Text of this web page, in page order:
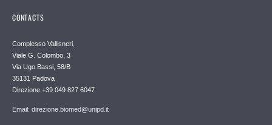
CONTACTS
Complesso Vallisneri,
Viale G. Colombo, 3
Via Ugo Bassi, 58/B
35131 Padova
Direzione +39 049 827 6047
Email: direzione.biomed@unipd.it